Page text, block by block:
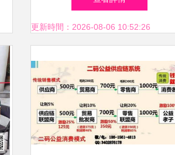
更新時間：2026-08-06 10:52:26